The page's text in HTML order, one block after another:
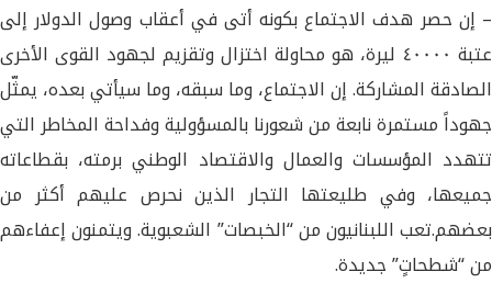
– إن حصر هدف الاجتماع بكونه أتى في أعقاب وصول الدولار إلى
عتبة ٤٠٠٠٠ ليرة، هو محاولة اختزال وتقزيم لجهود القوى الأخرى
الصادقة المشاركة. إن الاجتماع، وما سبقه، وما سيأتي بعده، يمثّل
جهوداً مستمرة نابعة من شعورنا بالمسؤولية وفداحة المخاطر التي
تتهدد المؤسسات والعمال والاقتصاد الوطني برمته، بقطاعاته
جميعها، وفي طليعتها التجار الذين نحرص عليهم أكثر من
بعضهم.تعب اللبنانيون من “الخبصات” الشعبوية. ويتمنون إعفاءهم
من “شطحاتٍ” جديدة.